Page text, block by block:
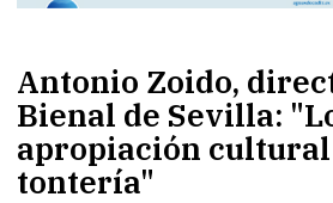
Antonio Zoido,
Bienal de Sevilla:
apropiación cultural
tontería"